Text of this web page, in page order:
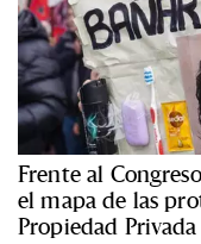
Frente al
el mapa de las
Propiedad